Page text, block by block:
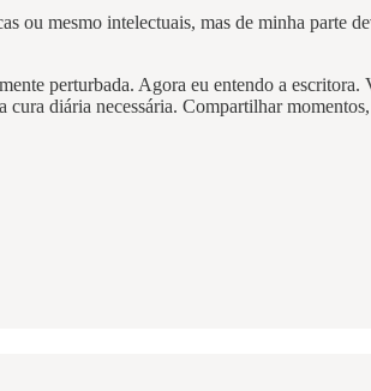
ou mesmo intelectuais, mas de minha parte
perturbada. Agora eu entendo a escritora.
diária necessária. Compartilhar